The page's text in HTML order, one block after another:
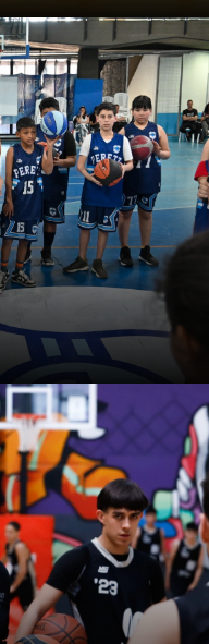
en mini
84 actividades
de básquet
clubes,
de
para hacer,
de
son ultra limitados.